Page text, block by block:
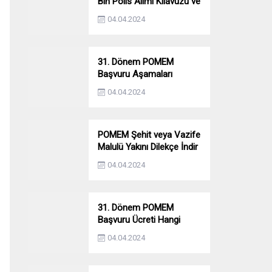
Başvuru Ekranı
04.04.2024
31. Dönem POMEM
Başvuru Aşamaları
Nelerdir? Ön Sağlık –
Parkur – Mülakat
04.04.2024
POMEM Şehit veya Vazife
Malulü Yakını Dilekçe İndir
04.04.2024
31. Dönem POMEM
Başvuru Ücreti Hangi
Bankaya Yatırılacak?
04.04.2024